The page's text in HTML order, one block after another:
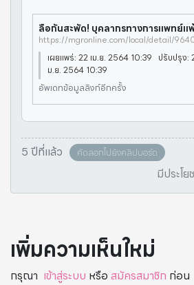
https://mgronline.com/local/detail/
เผยแพร่: 22 เม.ย. 2564 10:39 ปรับปรุง:
ม.ย. 2564 10:39
อัพเดทข้อมูลลิงก์อีกครั้ง
5 ปีที่แล้ว คัดลอกไปยังคลิปบอร์ด
มีประโ
เพิ่มความเห็นใหม่
กรุณา เข้าสู่ระบบ หรือ สมัครสมาชิก ก่อน